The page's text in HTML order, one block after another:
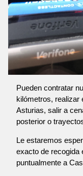
Pueden contratar
kilómetros, realizar
Asturias, salir a
posterior o
Le estaremos
exacto de recogida
puntualmente a